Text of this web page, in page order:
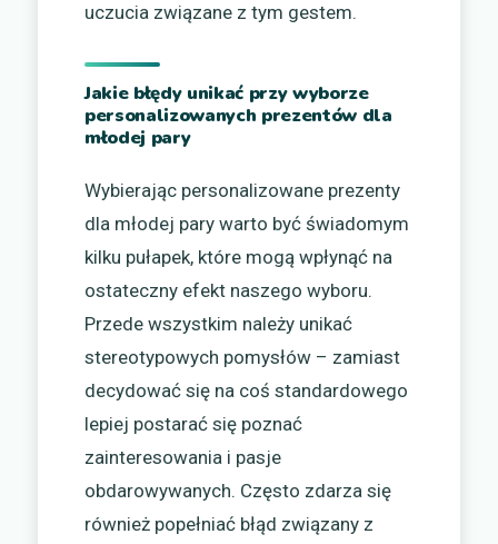
uczucia związane z tym gestem.
Jakie błędy unikać przy wyborze
personalizowanych prezentów dla
młodej pary
Wybierając personalizowane prezenty
dla młodej pary warto być świadomym
kilku pułapek, które mogą wpłynąć na
ostateczny efekt naszego wyboru.
Przede wszystkim należy unikać
stereotypowych pomysłów – zamiast
decydować się na coś standardowego
lepiej postarać się poznać
zainteresowania i pasje
obdarowywanych. Często zdarza się
również popełniać błąd związany z